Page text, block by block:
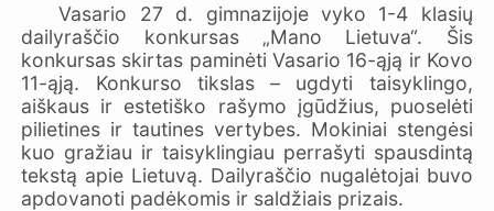
Vasario 27 d. gimnazijoje vyko 1-4 klasių
dailyraščio konkursas „Mano Lietuva“. Šis
konkursas skirtas paminėti Vasario 16-ąją ir Kovo
11-ąją. Konkurso tikslas – ugdyti taisyklingo,
aiškaus ir estetiško rašymo įgūdžius, puoselėti
pilietines ir tautines vertybes. Mokiniai stengėsi
kuo gražiau ir taisyklingiau perrašyti spausdintą
tekstą apie Lietuvą. Dailyraščio nugalėtojai buvo
apdovanoti padėkomis ir saldžiais prizais.